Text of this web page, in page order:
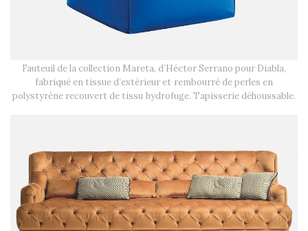
Fauteuil de la collection Mareta, d’Héctor Serrano pour Diabla,
fabriqué en tissue d’extérieur et rembourré de perles en
polystyrène recouvert de tissu hydrofuge. Tapisserie déhoussable.